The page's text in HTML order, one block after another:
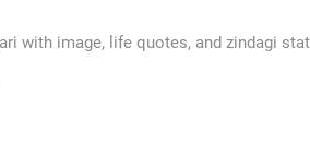
with image, life quotes, and zindagi